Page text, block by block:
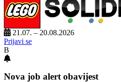
21.07. – 20.08.2026
Prijavi se
B
Nova job alert obavijest